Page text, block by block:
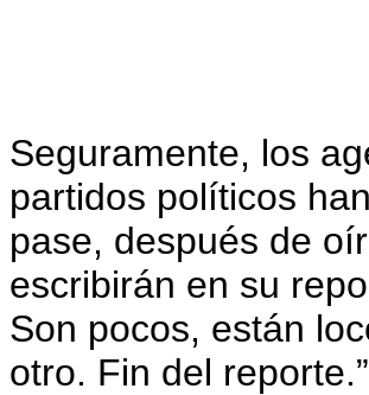
Seguramente, los
partidos políticos
pase, después de
escribirán en su
Son pocos, están
otro. Fin del reporte.”